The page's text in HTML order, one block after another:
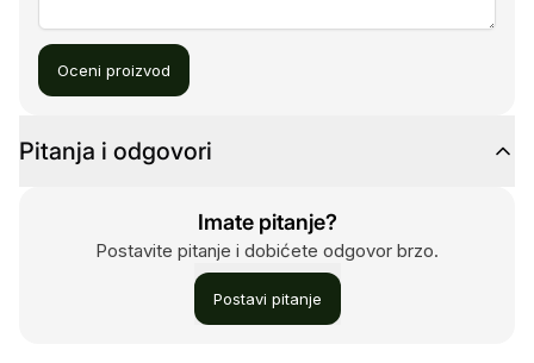
Oceni proizvod
Pitanja i odgovori
Imate pitanje?
Postavite pitanje i dobićete odgovor brzo.
Postavi pitanje